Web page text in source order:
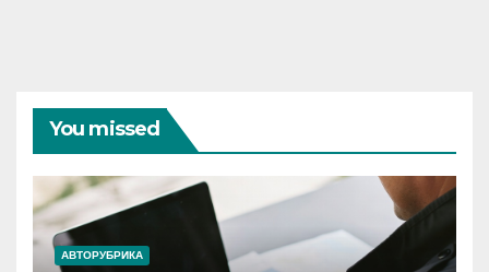
You missed
АВТОРУБРИКА